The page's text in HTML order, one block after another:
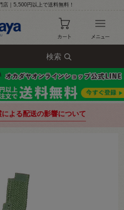
｜5,500円以上で送料無料！
検索
による配送の影響について